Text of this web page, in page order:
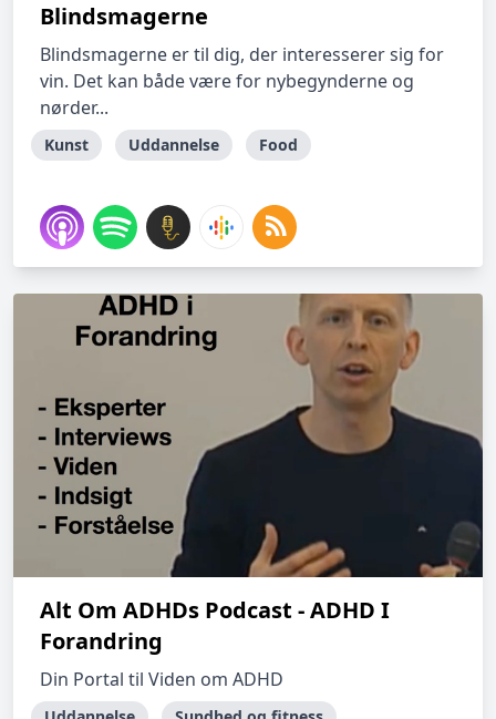
Blindsmagerne
Blindsmagerne er til dig, der interesserer sig for
vin. Det kan både være for nybegynderne og
nørder...
Kunst Uddannelse Food
Alt Om ADHDs Podcast - ADHD I
Forandring
Din Portal til Viden om ADHD